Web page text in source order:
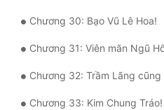
Võng Du
Xuyên Không
Xuyên Nhanh
Xuyên Sách
Chương 30: Bạo Vũ Lê Hoa!
Chương 31: Viên mãn Ngũ
Chương 32: Trầm Lãng cũng
Chương 33: Kim Chung Tráo!